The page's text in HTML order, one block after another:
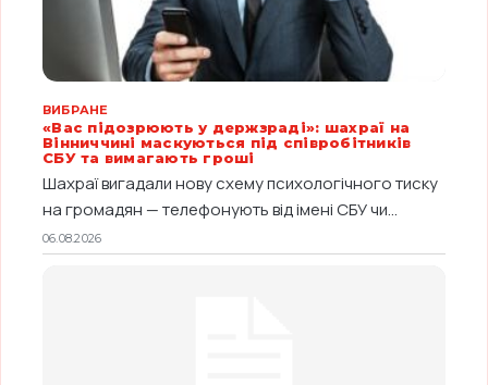
ВИБРАНЕ
«Вас підозрюють у держзраді»: шахраї на
Вінниччині маскуються під співробітників
СБУ та вимагають гроші
Шахраї вигадали нову схему психологічного тиску
на громадян — телефонують від імені СБУ чи...
06.08.2026